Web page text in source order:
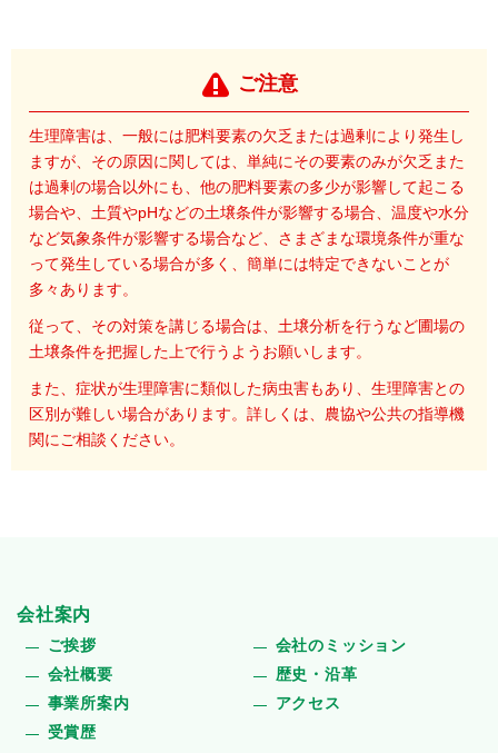
ご注意
生理障害は、一般には肥料要素の欠乏または過剰により発生し
ますが、その原因に関しては、単純にその要素のみが欠乏また
は過剰の場合以外にも、他の肥料要素の多少が影響して起こる
場合や、土質やpHなどの土壌条件が影響する場合、温度や水分
など気象条件が影響する場合など、さまざまな環境条件が重な
って発生している場合が多く、簡単には特定できないことが
多々あります。
従って、その対策を講じる場合は、土壌分析を行うなど圃場の
土壌条件を把握した上で行うようお願いします。
また、症状が生理障害に類似した病虫害もあり、生理障害との
区別が難しい場合があります。詳しくは、農協や公共の指導機
関にご相談ください。
会社案内
ご挨拶
会社のミッション
会社概要
歴史・沿革
事業所案内
アクセス
受賞歴